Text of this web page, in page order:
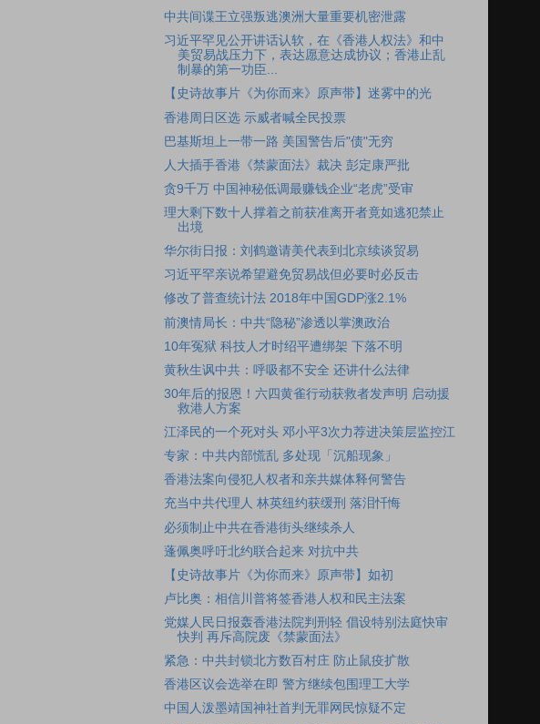
中共间谍王立强叛逃澳洲大量重要机密泄露
习近平罕见公开讲话认软，在《香港人权法》和中
美贸易战压力下，表达愿意达成协议；香港止乱
制暴的第一功臣...
【史诗故事片《为你而来》原声带】迷雾中的光
香港周日区选 示威者喊全民投票
巴基斯坦上一带一路 美国警告后"债"无穷
人大插手香港《禁蒙面法》裁决 彭定康严批
贪9千万 中国神秘低调最赚钱企业“老虎”受审
理大剩下数十人撑着之前获准离开者竟如逃犯禁止
出境
华尔街日报：刘鹤邀请美代表到北京续谈贸易
习近平罕亲说希望避免贸易战但必要时必反击
修改了普查统计法 2018年中国GDP涨2.1%
前澳情局长：中共“隐秘”渗透以掌澳政治
10年冤狱 科技人才时绍平遭绑架 下落不明
黄秋生讽中共：呼吸都不安全 还讲什么法律
30年后的报恩！六四黄雀行动获救者发声明 启动援
救港人方案
江泽民的一个死对头 邓小平3次力荐进决策层监控江
专家：中共内部慌乱 多处现「沉船现象」
香港法案向侵犯人权者和亲共媒体释何警告
充当中共代理人 林英纽约获缓刑 落泪忏悔
必须制止中共在香港街头继续杀人
蓬佩奥呼吁北约联合起来 对抗中共
【史诗故事片《为你而来》原声带】如初
卢比奥：相信川普将签香港人权和民主法案
党媒人民日报轰香港法院判刑轻 倡设特别法庭快审
快判 再斥高院废《禁蒙面法》
紧急：中共封锁北方数百村庄 防止鼠疫扩散
香港区议会选举在即 警方继续包围理工大学
中国人泼墨靖国神社首判无罪网民惊疑不定